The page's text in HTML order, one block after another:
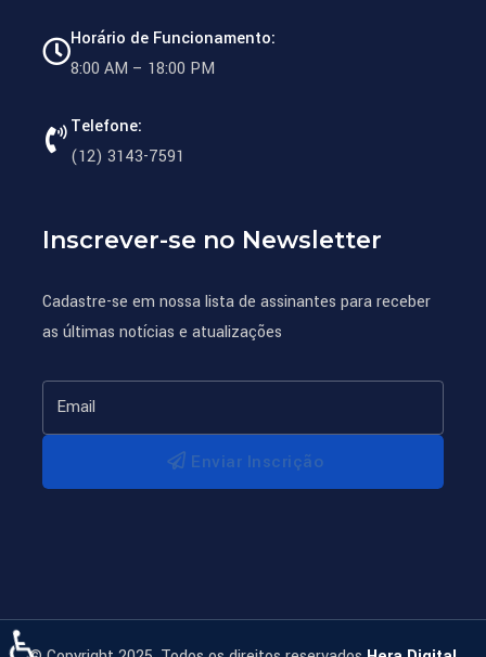
Horário de Funcionamento:
8:00 AM – 18:00 PM
Telefone:
(12) 3143-7591
Inscrever-se no Newsletter
Cadastre-se em nossa lista de assinantes para receber
as últimas notícias e atualizações
Enviar Inscrição